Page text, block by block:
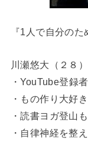
『1人で自分の
川瀬悠大（２８）
・YouTube登録
・もの作り大好き
・読書ヨガ登山も
・自律神経を整